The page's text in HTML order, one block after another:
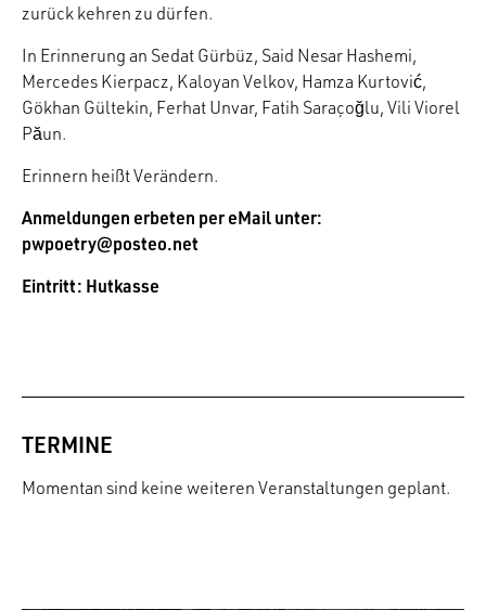
zurück kehren zu dürfen.
In Erinnerung an Sedat Gürbüz, Said Nesar Hashemi,
Mercedes Kierpacz, Kaloyan Velkov, Hamza Kurtović,
Gökhan Gültekin, Ferhat Unvar, Fatih Saraçoğlu, Vili Viorel
Păun.
Erinnern heißt Verändern.
Anmeldungen erbeten per eMail unter:
pwpoetry@posteo.net
Eintritt: Hutkasse
TERMINE
Momentan sind keine weiteren Veranstaltungen geplant.